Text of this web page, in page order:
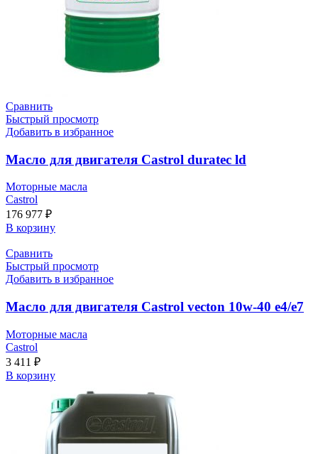
Сравнить
Быстрый просмотр
Добавить в избранное
Масло для двигателя Castrol duratec ld
Моторные масла
Castrol
176 977 ₽
В корзину
Сравнить
Быстрый просмотр
Добавить в избранное
Масло для двигателя Castrol vecton 10w-40 e4/e7
Моторные масла
Castrol
3 411 ₽
В корзину